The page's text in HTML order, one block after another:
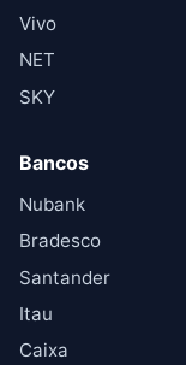
Vivo
NET
SKY
Bancos
Nubank
Bradesco
Santander
Itau
Caixa